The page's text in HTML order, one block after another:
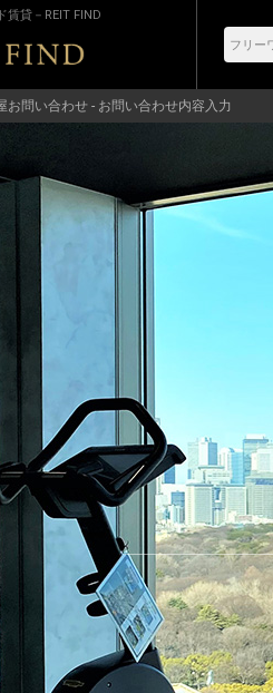
賃貸－REIT FIND
お問い合わせ - お問い合わせ内容入力